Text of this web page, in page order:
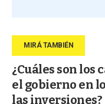
¿Cuáles son
el gobierno en
las inversiones?